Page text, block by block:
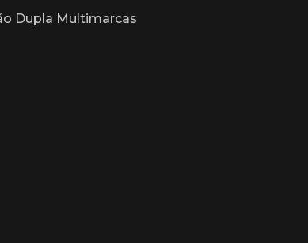
Dupla Multimarcas